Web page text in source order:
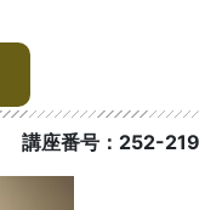
講座番号：252-219